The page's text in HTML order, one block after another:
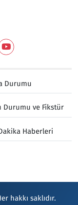
Durumu
Durumu ve Fikstür
Haberleri
hakkı saklıdır.